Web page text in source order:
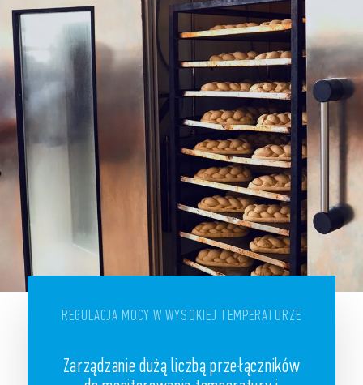
REGULACJA MOCY W WYSOKIEJ TEMPERATURZE
Zarządzanie dużą liczbą przełączników